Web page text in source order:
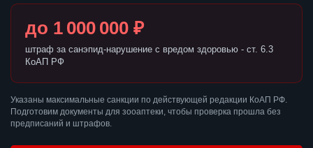
до 1 000 000 ₽
штраф за санэпид-нарушение с вредом здоровью - ст. 6.3
КоАП РФ
Указаны максимальные санкции по действующей редакции КоАП РФ.
Подготовим документы для зооаптеки, чтобы проверка прошла без
предписаний и штрафов.